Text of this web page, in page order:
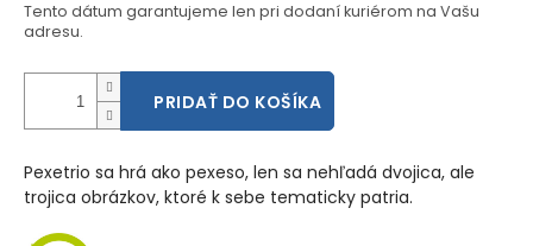
Tento dátum garantujeme len pri dodaní kuriérom na Vašu
adresu.
PRIDAŤ DO KOŠÍKA
Pexetrio sa hrá ako pexeso, len sa nehľadá dvojica, ale
trojica obrázkov, ktoré k sebe tematicky patria.